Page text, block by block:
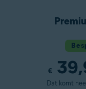
€
Dat komt